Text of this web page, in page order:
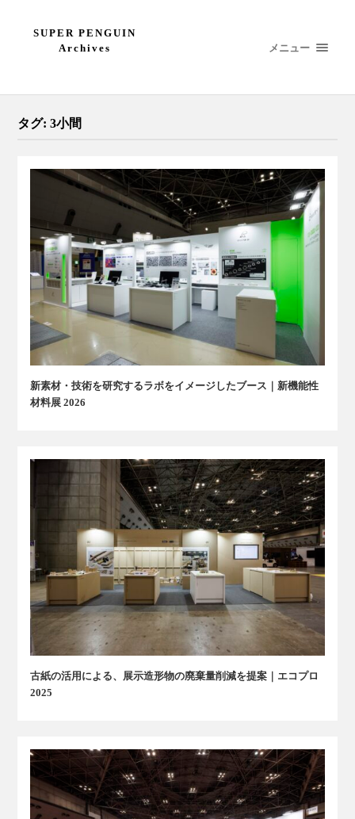
SUPER PENGUIN
Archives
メニュー
タグ:3小間
新素材・技術を研究するラボをイメージしたブース｜新機能性
材料展 2026
古紙の活用による、展示造形物の廃棄量削減を提案｜エコプロ
2025